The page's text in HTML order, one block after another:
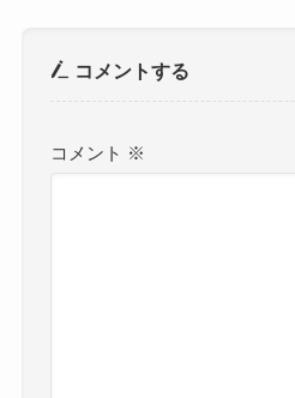
コメントする
コメント ※